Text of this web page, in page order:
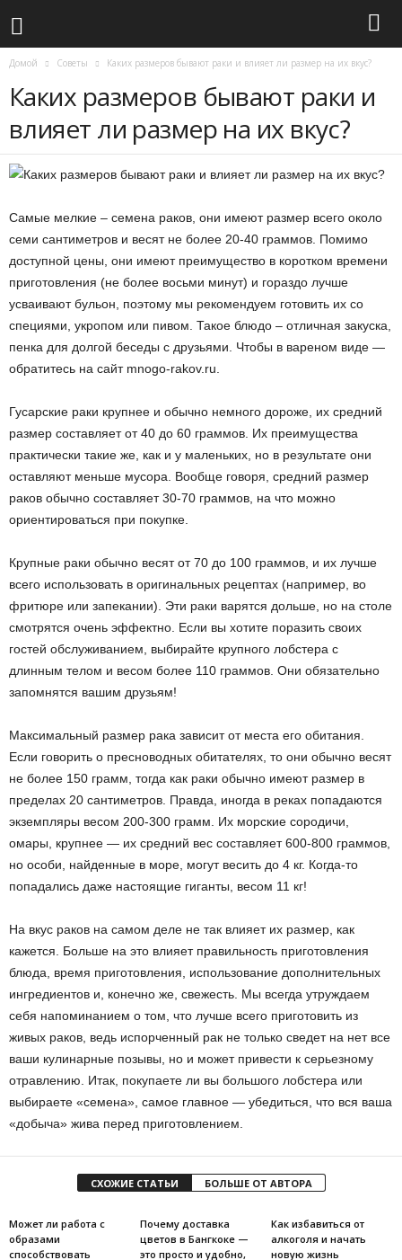
Домой Советы Каких размеров бывают раки и влияет ли размер на их вкус?
Каких размеров бывают раки и
влияет ли размер на их вкус?
Самые мелкие – семена раков, они имеют размер всего около
семи сантиметров и весят не более 20-40 граммов. Помимо
доступной цены, они имеют преимущество в коротком времени
приготовления (не более восьми минут) и гораздо лучше
усваивают бульон, поэтому мы рекомендуем готовить их со
специями, укропом или пивом. Такое блюдо – отличная закуска,
пенка для долгой беседы с друзьями. Чтобы в вареном виде —
обратитесь на сайт mnogo-rakov.ru.
Гусарские раки крупнее и обычно немного дороже, их средний
размер составляет от 40 до 60 граммов. Их преимущества
практически такие же, как и у маленьких, но в результате они
оставляют меньше мусора. Вообще говоря, средний размер
раков обычно составляет 30-70 граммов, на что можно
ориентироваться при покупке.
Крупные раки обычно весят от 70 до 100 граммов, и их лучше
всего использовать в оригинальных рецептах (например, во
фритюре или запекании). Эти раки варятся дольше, но на столе
смотрятся очень эффектно. Если вы хотите поразить своих
гостей обслуживанием, выбирайте крупного лобстера с
длинным телом и весом более 110 граммов. Они обязательно
запомнятся вашим друзьям!
Максимальный размер рака зависит от места его обитания.
Если говорить о пресноводных обитателях, то они обычно весят
не более 150 грамм, тогда как раки обычно имеют размер в
пределах 20 сантиметров. Правда, иногда в реках попадаются
экземпляры весом 200-300 грамм. Их морские сородичи,
омары, крупнее — их средний вес составляет 600-800 граммов,
но особи, найденные в море, могут весить до 4 кг. Когда-то
попадались даже настоящие гиганты, весом 11 кг!
На вкус раков на самом деле не так влияет их размер, как
кажется. Больше на это влияет правильность приготовления
блюда, время приготовления, использование дополнительных
ингредиентов и, конечно же, свежесть. Мы всегда утруждаем
себя напоминанием о том, что лучше всего приготовить из
живых раков, ведь испорченный рак не только сведет на нет все
ваши кулинарные позывы, но и может привести к серьезному
отравлению. Итак, покупаете ли вы большого лобстера или
выбираете «семена», самое главное — убедиться, что вся ваша
«добыча» жива перед приготовлением.
СХОЖИЕ СТАТЬИ БОЛЬШЕ ОТ АВТОРА
Может ли работа с
образами
способствовать
Почему доставка
цветов в Бангкоке —
это просто и удобно,
Как избавиться от
алкоголя и начать
новую жизнь